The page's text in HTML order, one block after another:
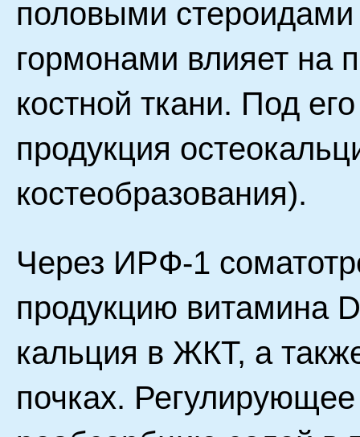
половыми
гормонами влияет на
костной ткани. Под
продукция
костеобразования).
Через ИРФ-1
продукцию витамина
кальция в ЖКТ, а
почках.